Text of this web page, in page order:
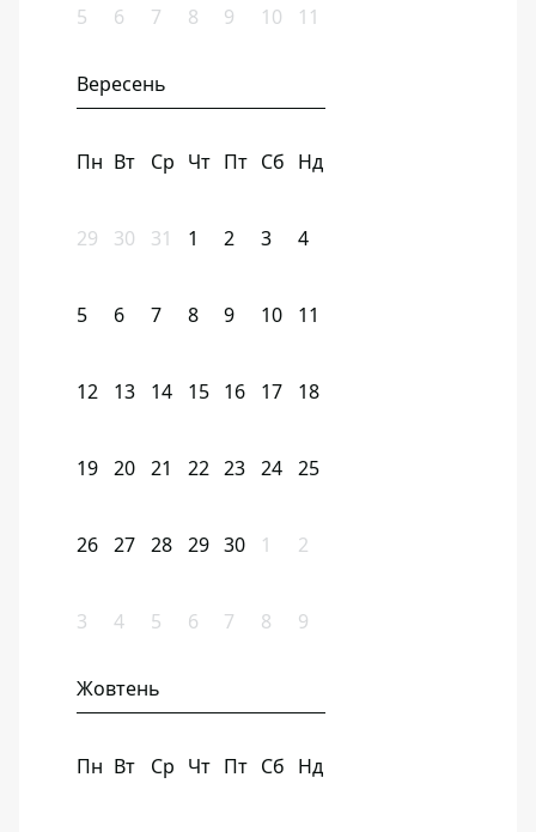
5 6 7 8 9 10 11
Вересень
Пн Вт Ср Чт Пт Сб Нд
29 30 31 1 2 3 4
5 6 7 8 9 10 11
12 13 14 15 16 17 18
19 20 21 22 23 24 25
26 27 28 29 30 1 2
3 4 5 6 7 8 9
Жовтень
Пн Вт Ср Чт Пт Сб Нд